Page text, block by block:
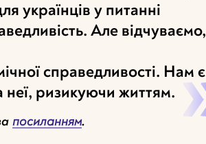
українців у питанні
Але відчуваємо,
справедливості. Нам є
неї, ризикуючи життям.
посиланням.